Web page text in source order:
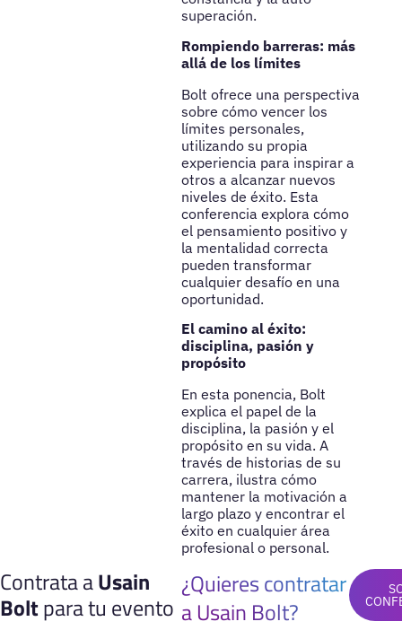
superación.
Rompiendo barreras: más
allá de los límites
Bolt ofrece una perspectiva
sobre cómo vencer los
límites personales,
utilizando su propia
experiencia para inspirar a
otros a alcanzar nuevos
niveles de éxito. Esta
conferencia explora cómo
el pensamiento positivo y
la mentalidad correcta
pueden transformar
cualquier desafío en una
oportunidad.
El camino al éxito:
disciplina, pasión y
propósito
En esta ponencia, Bolt
explica el papel de la
disciplina, la pasión y el
propósito en su vida. A
través de historias de su
carrera, ilustra cómo
mantener la motivación a
largo plazo y encontrar el
éxito en cualquier área
profesional o personal.
Contrata aUsain
Boltpara tu evento
¿Quieres contratar
a Usain Bolt?